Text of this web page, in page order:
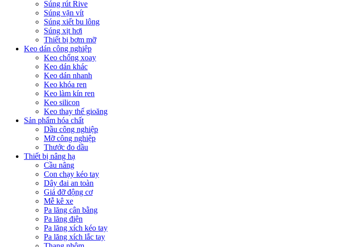
Súng rút Rive
Súng vặn vít
Súng xiết bu lông
Súng xịt hơi
Thiết bị bơm mỡ
Keo dán công nghiệp
Keo chống xoay
Keo dán khác
Keo dán nhanh
Keo khóa ren
Keo làm kín ren
Keo silicon
Keo thay thế gioăng
Sản phẩm hóa chất
Dầu công nghiệp
Mỡ công nghiệp
Thước đo dầu
Thiết bị nâng hạ
Cầu nâng
Con chạy kéo tay
Dây đai an toàn
Giá đỡ động cơ
Mễ kê xe
Pa lăng cân bằng
Pa lăng điện
Pa lăng xích kéo tay
Pa lăng xích lắc tay